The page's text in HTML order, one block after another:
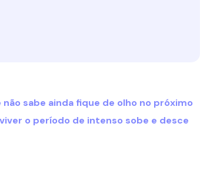
sabe ainda fique de olho no próximo
o período de intenso sobe e desce